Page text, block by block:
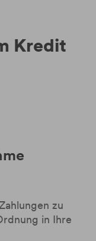
Kredit
zu
in Ihre